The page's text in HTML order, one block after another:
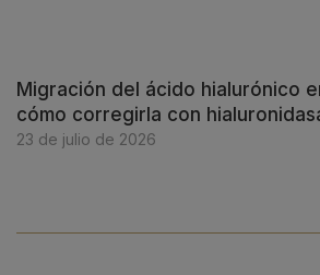
Migración del ácido hialurónico
cómo corregirla con
23 de julio de 2026